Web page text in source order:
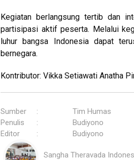
Kegiatan berlangsung tertib dan
partisipasi aktif peserta. Melalui
luhur bangsa Indonesia dapat
bernegara.
Kontributor: Vikka Setiawati Anatha
Sumber :
Tim Humas
Penulis
:
Budiyono
Editor
: Budiyono
Sangha Theravada